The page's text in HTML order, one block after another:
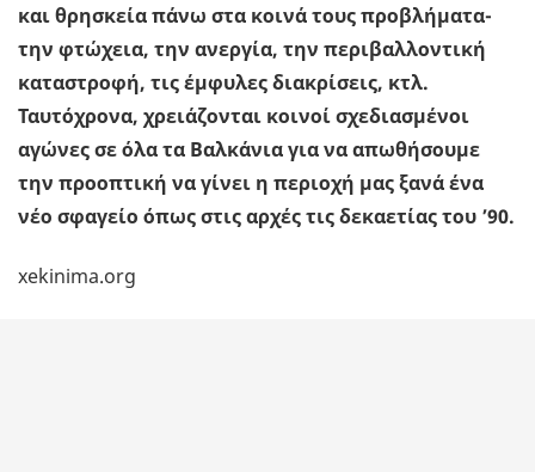
και θρησκεία πάνω στα κοινά τους προβλήματα-
την φτώχεια, την ανεργία, την περιβαλλοντική
καταστροφή, τις έμφυλες διακρίσεις, κτλ.
Ταυτόχρονα, χρειάζονται κοινοί σχεδιασμένοι
αγώνες σε όλα τα Βαλκάνια για να απωθήσουμε
την προοπτική να γίνει η περιοχή μας ξανά ένα
νέο σφαγείο όπως στις αρχές τις δεκαετίας του ’90.
xekinima.org